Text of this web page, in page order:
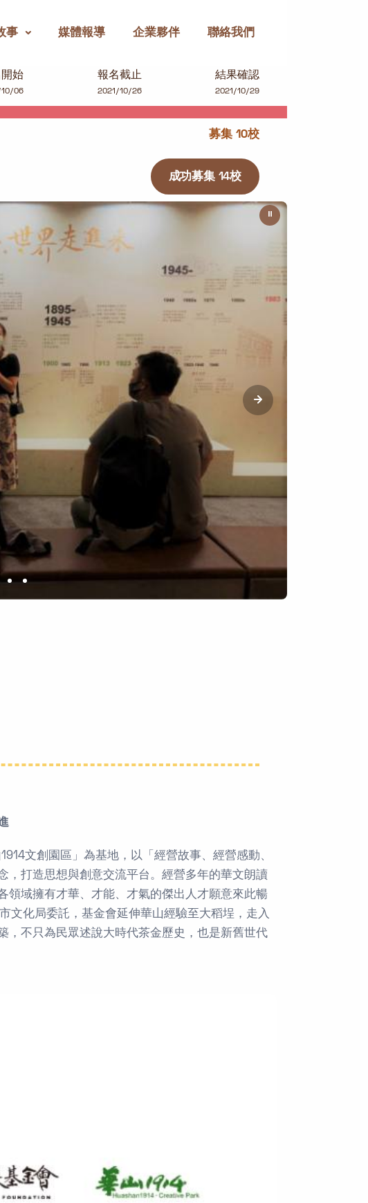
事 媒體報導 企業夥伴 聯絡我們
始
10/06
報名截止
2021/10/26
結果確認
2021/10/29
募集 10校
成功募集 14校
文創園區」為基地，以「經營故事、經營感動、
，打造思想與創意交流平台。經營多年的華文朗讀
領域擁有才華、才能、才氣的傑出人才願意來此暢
文化局委託，基金會延伸華山經驗至大稻埕，走入
，不只為民眾述說大時代茶金歷史，也是新舊世代